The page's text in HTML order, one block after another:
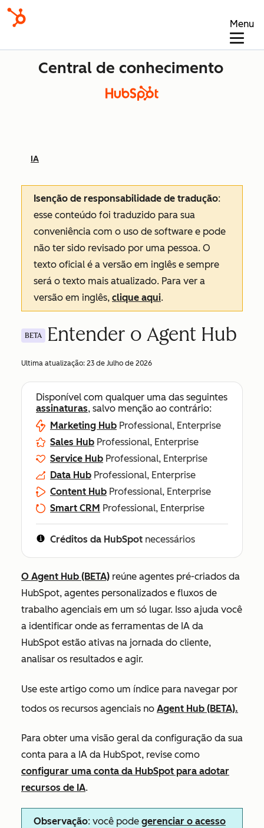
Menu
Central de conhecimento
IA
Isenção de responsabilidade de tradução:
esse conteúdo foi traduzido para sua
conveniência com o uso de software e pode
não ter sido revisado por uma pessoa. O
texto oficial é a versão em inglês e sempre
será o texto mais atualizado. Para ver a
versão em inglês, clique aqui.
BETA Entender o Agent Hub
Ultima atualização: 23 de Julho de 2026
Disponível com qualquer uma das seguintes
assinaturas, salvo menção ao contrário:
Marketing Hub Professional, Enterprise
Sales Hub Professional, Enterprise
Service Hub Professional, Enterprise
Data Hub Professional, Enterprise
Content Hub Professional, Enterprise
Smart CRM Professional, Enterprise
Créditos da HubSpot necessários
O Agent Hub (BETA) reúne agentes pré-criados da
HubSpot, agentes personalizados e fluxos de
trabalho agenciais em um só lugar. Isso ajuda você
a identificar onde as ferramentas de IA da
HubSpot estão ativas na jornada do cliente,
analisar os resultados e agir.
Use este artigo como um índice para navegar por
todos os recursos agenciais no Agent Hub (BETA).
Para obter uma visão geral da configuração da sua
conta para a IA da HubSpot, revise como
configurar uma conta da HubSpot para adotar
recursos de IA.
Observação: você pode gerenciar o acesso